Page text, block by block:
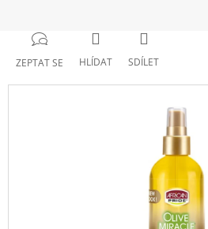
ZEPTAT SE HLÍDAT SDÍLET